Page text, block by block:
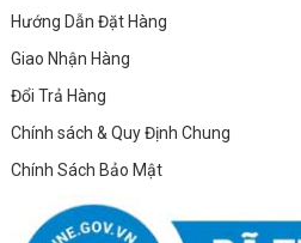
Hướng Dẫn Đặt Hàng
Giao Nhận Hàng
Đổi Trả Hàng
Chính sách & Quy Định Chung
Chính Sách Bảo Mật